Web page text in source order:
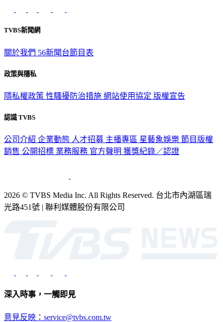
TVBS新聞網
關於我們 56新聞台節目表
政策與隱私
隱私權政策 性騷擾防治措施 網站使用協定 版權宣告
認識 TVBS
公司介紹 企業動態 人才招募 主播專區 星藝象娛樂 節目版權
銷售 公開招標 業務服務 官方聲明 獲獎紀錄／認證
2026 © TVBS Media Inc. All Rights Reserved. 台北市內湖區瑞
光路451號 | 聯利媒體股份有限公司
深入時事，一觸即見
意見反映：service@tvbs.com.tw